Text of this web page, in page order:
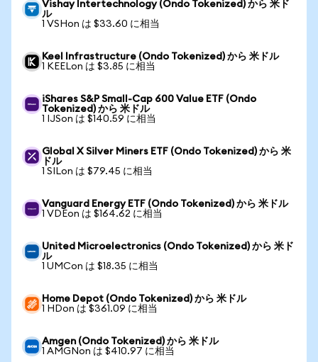
Vishay Intertechnology (Ondo Tokenized) から 米ド
ル
1 VSHon は $33.60 に相当
Keel Infrastructure (Ondo Tokenized) から 米ドル
1 KEELon は $3.85 に相当
iShares S&P Small-Cap 600 Value ETF (Ondo
Tokenized) から 米ドル
1 IJSon は $140.59 に相当
Global X Silver Miners ETF (Ondo Tokenized) から 米
ドル
1 SILon は $79.45 に相当
Vanguard Energy ETF (Ondo Tokenized) から 米ドル
1 VDEon は $164.62 に相当
United Microelectronics (Ondo Tokenized) から 米ド
ル
1 UMCon は $18.35 に相当
Home Depot (Ondo Tokenized) から 米ドル
1 HDon は $361.09 に相当
Amgen (Ondo Tokenized) から 米ドル
1 AMGNon は $410.97 に相当